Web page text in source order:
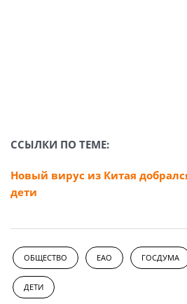
ССЫЛКИ ПО ТЕМЕ:
Новый вирус из Китая
дети
ОБЩЕСТВО ЕАО ГОСДУМА
ДЕТИ